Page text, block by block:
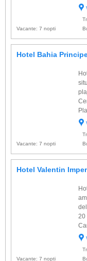
Vacante: 7 nopti
Hotel Bahia
Vacante: 7 nopti
Hotel Valentin
Vacante: 7 nopti